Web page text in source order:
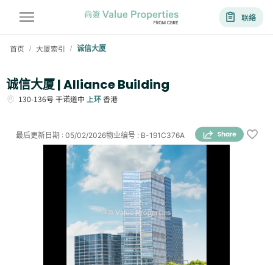
联络
首页 / 大厦索引 / 诚信大厦
诚信大厦 | Alliance Building
130-136号 干诺道中 上环香港
物业编号 : B-191C376A
最后更新日期 : 05/02/2026